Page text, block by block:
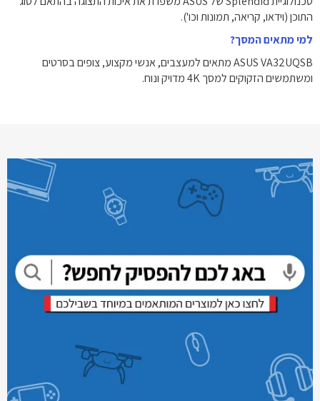
התוכן (וידאו, קריאה, תמונות וכו').
למי מתאים המסך?
ASUS VA32UQSB מתאים למעצבים, אנשי מקצוע, צופים בסרטים
ומשתמשים הזקוקים למסך 4K מדויק ונוח.